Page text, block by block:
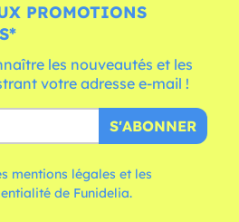
PROMOTIONS
les nouveautés et les
votre adresse e-mail !
S'ABONNER
mentions légales et les
de Funidelia.